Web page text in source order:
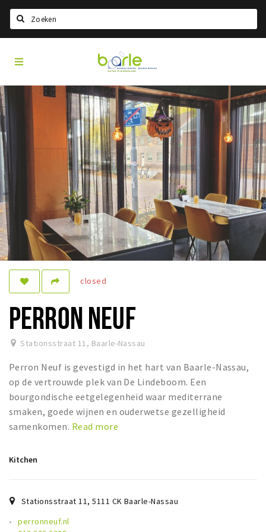
Home
Information
About Baarle
History
Visit Baarle Shop
Enclave voucher
Eat
Drink
Sleap
Shopping
Experience
Museum and theatre
Activity
Walking
Sign in
Visit
Baarle
closed
PERRON NEUF
Stationsstraat 11, Baarle-Nassau
Perron Neuf is gevestigd in het hart van Baarle-Nassau,
op de vertrouwde plek van De Lindeboom. Een
bourgondische eetgelegenheid waar mediterrane
smaken, goede wijnen en ouderwetse gezelligheid
samenkomen. Read more
Kitchen
Stationsstraat 11,5111 CK Baarle-Nassau
perronneuf.nl